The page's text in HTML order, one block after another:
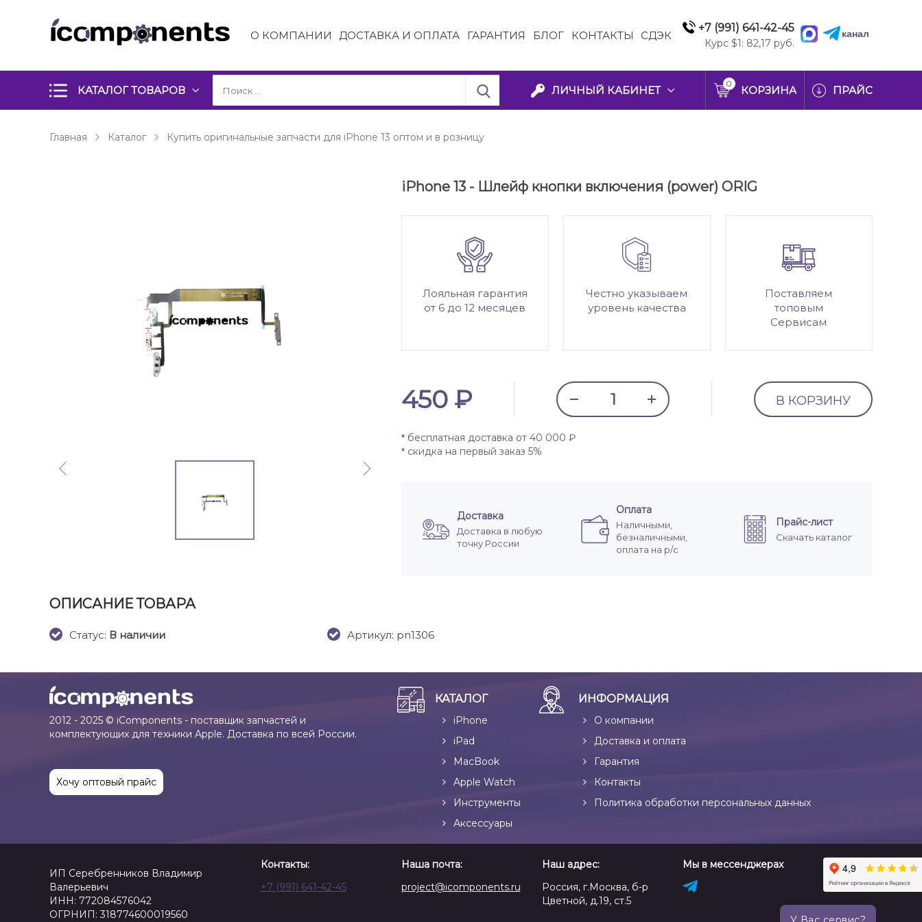
О КОМПАНИИ ДОСТАВКА И ОПЛАТА ГАРАНТИЯ БЛОГ КОНТАКТЫ СДЭК
+7 (991) 641-42-45
Курс $1: 82,17 руб.
канал
КАТАЛОГ ТОВАРОВ ЛИЧНЫЙ КАБИНЕТ
0
КОРЗИНА ПРАЙС
Главная Каталог Купить оригинальные запчасти для iPhone 13 оптом и в розницу
iPhone 13 - Шлейф кнопки включения (power) ORIG
Лояльная гарантия
от 6 до 12 месяцев
Честно указываем
уровень качества
Поставляем
топовым
Сервисам
450 ₽ В КОРЗИНУ
*бесплатная доставка от 40 000 ₽
*скидка на первый заказ 5%
Доставка
Доставка в любую
точку России
Оплата
Наличными,
безналичными,
оплата на р/с
Прайс-лист
Скачать каталог
ОПИСАНИЕ ТОВАРА
Cтатус: В наличии Артикул: pn1306
2012 - 2025 © iComponents - поставщик запчастей и
комплектующих для техники Apple. Доставка по всей России.
Хочу оптовый прайс
КАТАЛОГ
iPhone
iPad
MacBook
Apple Watch
Инструменты
Аксессуары
ИНФОРМАЦИЯ
О компании
Доставка и оплата
Гарантия
Контакты
Политика обработки персональных данных
ИП Серебренников Владимир
Валерьевич
ИНН: 772084576042
ОГРНИП: 318774600019560
Контакты:
+7 (991) 641-42-45
Наша почта:
project@icomponents.ru
Наш адрес:
Россия, г.Москва, б-р
Цветной, д.19, ст.5
Мы в мессенджерах